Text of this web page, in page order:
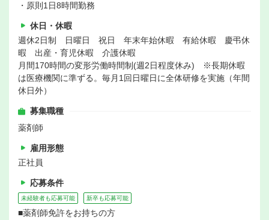
・原則1日8時間勤務
休日・休暇
週休2日制 日曜日 祝日 年末年始休暇 有給休暇 慶弔休
暇 出産・育児休暇 介護休暇
月間170時間の変形労働時間制(週2日程度休み) ※長期休暇
は医療機関に準ずる。毎月1回日曜日に全体研修を実施（年間
休日外）
募集職種
薬剤師
雇用形態
正社員
応募条件
未経験者も応募可能 新卒も応募可能
■薬剤師免許をお持ちの方